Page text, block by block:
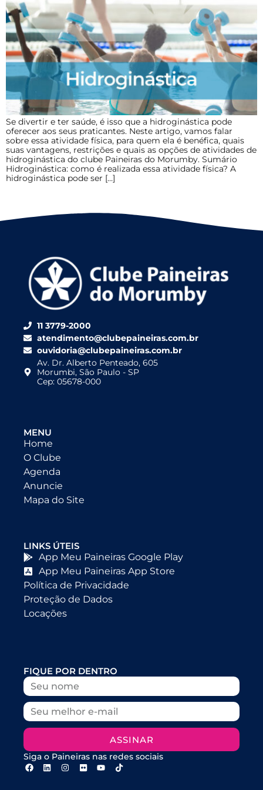
Se divertir e ter saúde, é isso que a hidroginástica pode
oferecer aos seus praticantes. Neste artigo, vamos falar
sobre essa atividade física, para quem ela é benéfica, quais
suas vantagens, restrições e quais as opções de atividades de
hidroginástica do clube Paineiras do Morumby. Sumário
Hidroginástica: como é realizada essa atividade física? A
hidroginástica pode ser […]
11 3779-2000
atendimento@clubepaineiras.com.br
ouvidoria@clubepaineiras.com.br
Av. Dr. Alberto Penteado, 605
Morumbi, São Paulo - SP
Cep: 05678-000
MENU
Home
O Clube
Agenda
Anuncie
Mapa do Site
LINKS ÚTEIS
App Meu Paineiras Google Play
App Meu Paineiras App Store
Política de Privacidade
Proteção de Dados
Locações
FIQUE POR DENTRO
ASSINAR
Siga o Paineiras nas redes sociais